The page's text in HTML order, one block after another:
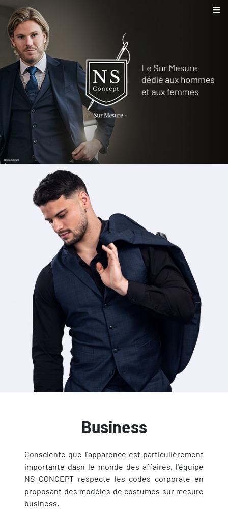
Business
Consciente que l'apparence est particulièrement
importante dasn le monde des affaires, l'équipe
NS CONCEPT respecte les codes corporate en
proposant des modèles de costumes sur mesure
business.